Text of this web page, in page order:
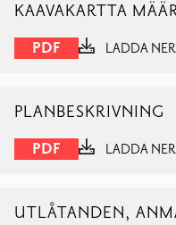
KAAVAKARTTA
PDF LADDA NER
PLANBESKRIVNING
PDF LADDA NER
UTLÅTANDEN,